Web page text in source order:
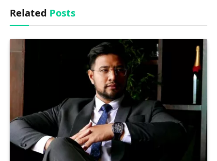
Related Posts